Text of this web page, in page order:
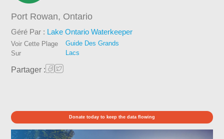
Port Rowan, Ontario
Géré Par : Lake Ontario Waterkeeper
Voir Cette Plage
Sur
Guide Des Grands
Lacs
Partager :
Donate today to keep the data flowing